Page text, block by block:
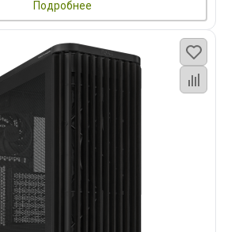
Подробнее